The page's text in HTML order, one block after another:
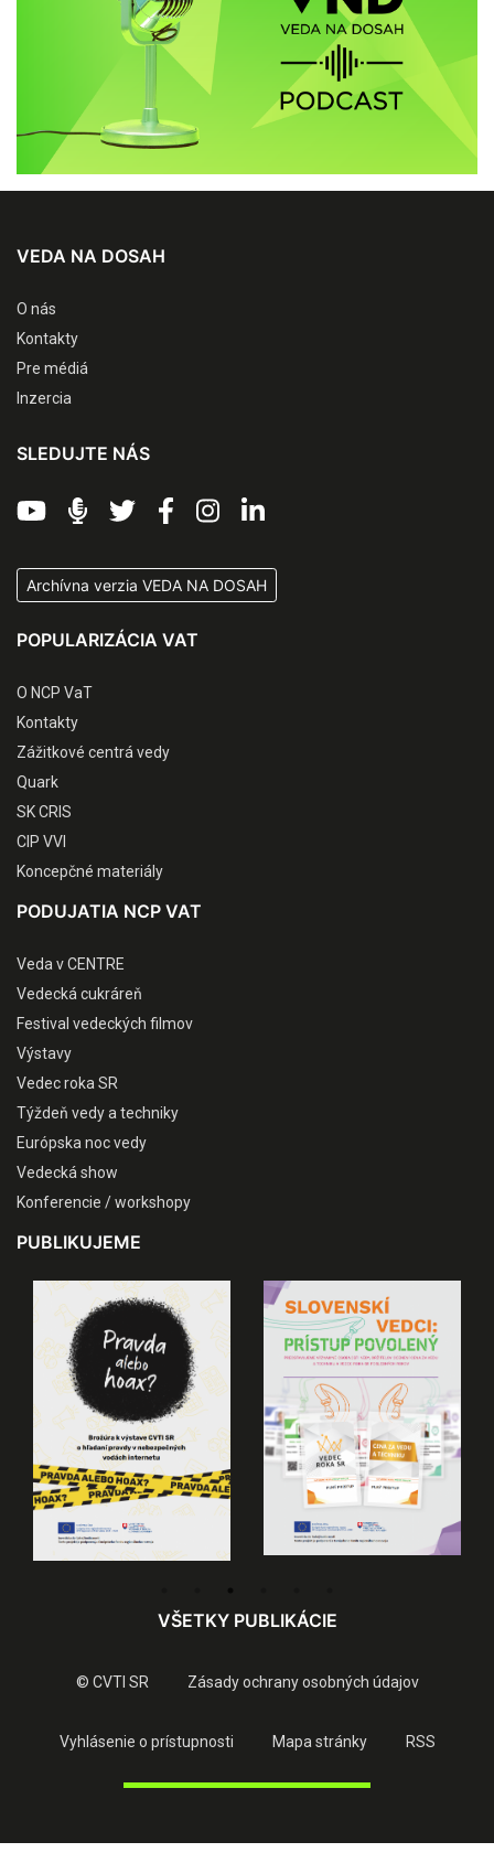
VEDA NA DOSAH
O nás
Kontakty
Pre médiá
Inzercia
SLEDUJTE NÁS
Archívna verzia VEDA NA DOSAH
POPULARIZÁCIA VAT
O NCP VaT
Kontakty
Zážitkové centrá vedy
Quark
SK CRIS
CIP VVI
Koncepčné materiály
PODUJATIA NCP VAT
Veda v CENTRE
Vedecká cukráreň
Festival vedeckých filmov
Výstavy
Vedec roka SR
Týždeň vedy a techniky
Európska noc vedy
Vedecká show
Konferencie / workshopy
PUBLIKUJEME
VŠETKY PUBLIKÁCIE
© CVTI SR Zásady ochrany osobných údajov
Vyhlásenie o prístupnosti Mapa stránky RSS